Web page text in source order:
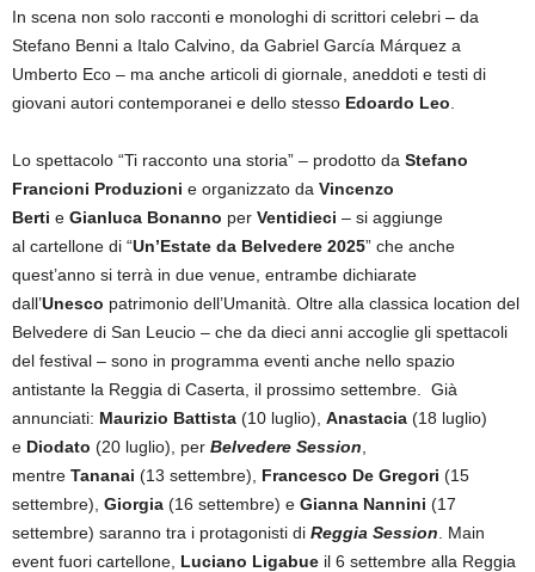
In scena non solo racconti e monologhi di scrittori celebri – da
Stefano Benni a Italo Calvino, da Gabriel García Márquez a
Umberto Eco – ma anche articoli di giornale, aneddoti e testi di
giovani autori contemporanei e dello stesso Edoardo Leo
Lo spettacolo “Ti racconto una storia” – prodotto da Stefano
Francioni Produzioni e organizzato da Vincenzo
Berti e Gianluca Bonanno per Ventidieci – si aggiunge
al cartellone di “Un’Estate da Belvedere 2025” che anche
quest’anno si terrà in due venue, entrambe dichiarate
dall’Unesco patrimonio dell’Umanità. Oltre alla classica location del
Belvedere di San Leucio – che da dieci anni accoglie gli spettacoli
del festival – sono in programma eventi anche nello spazio
antistante la Reggia di Caserta, il prossimo settembre. Già
annunciati: Maurizio Battista (10 luglio), Anastacia (18 luglio)
e Diodato (20 luglio), per Belvedere Session
mentre Tananai (13 settembre), Francesco De Gregori (15
settembre), Giorgia (16 settembre) e Gianna Nannini (17
settembre) saranno tra i protagonisti di Reggia Session . Main
event fuori cartellone, Luciano Ligabue il 6 settembre alla Reggia